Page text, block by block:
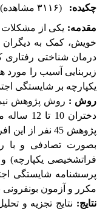
چکیده:
(۳۱۱۶ مشاهده)
مقدمه: یکی از مشکلات
خویش، کمک به دیگران
درمان شناختی رفتاری
زیربنایی آسیب را
یکپارچه بر شایستگی
روش : روش پژوهش
بصورت تصادفی و با
فراتشخیصی یکپارچه) و
پرسشنامه شایستگی اجتماعی فلنر (1990)
مکرر و آزمون بونفرونی
نتایج: نتایج تجزیه و